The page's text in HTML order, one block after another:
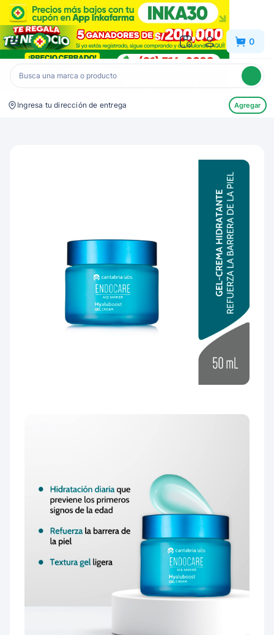
Inkafarma 0
Ingresa tu dirección de entrega Agregar